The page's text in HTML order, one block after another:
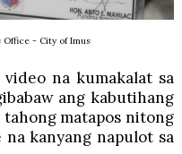
Office - City of Imus
na kumakalat sa
ang kabutihang
matapos nitong
na kanyang napulot sa